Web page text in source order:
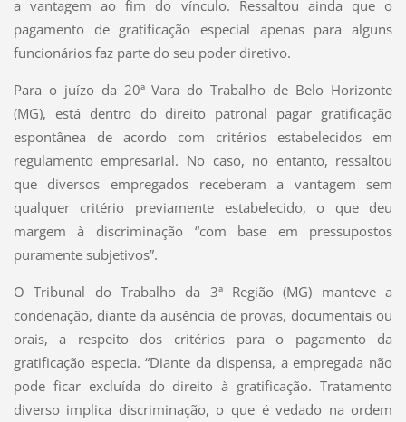
a vantagem ao fim do vínculo. Ressaltou ainda que o
pagamento de gratificação especial apenas para alguns
funcionários faz parte do seu poder diretivo.
Para o juízo da 20ª Vara do Trabalho de Belo Horizonte
(MG), está dentro do direito patronal pagar gratificação
espontânea de acordo com critérios estabelecidos em
regulamento empresarial. No caso, no entanto, ressaltou
que diversos empregados receberam a vantagem sem
qualquer critério previamente estabelecido, o que deu
margem à discriminação “com base em pressupostos
puramente subjetivos”.
O Tribunal do Trabalho da 3ª Região (MG) manteve a
condenação, diante da ausência de provas, documentais ou
orais, a respeito dos critérios para o pagamento da
gratificação especia. “Diante da dispensa, a empregada não
pode ficar excluída do direito à gratificação. Tratamento
diverso implica discriminação, o que é vedado na ordem